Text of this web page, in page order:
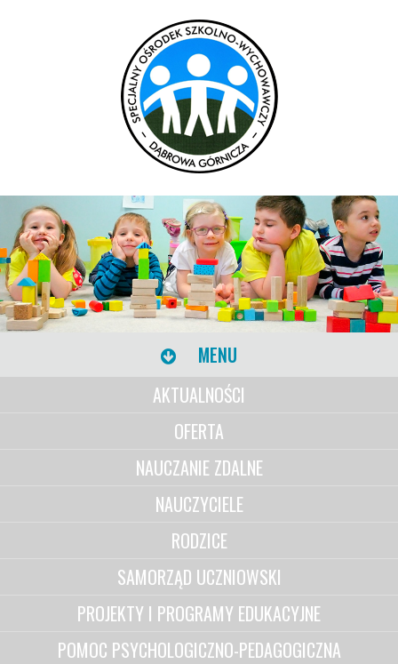
MENU
AKTUALNOŚCI
OFERTA
NAUCZANIE ZDALNE
NAUCZYCIELE
RODZICE
SAMORZĄD UCZNIOWSKI
PROJEKTY I PROGRAMY EDUKACYJNE
POMOC PSYCHOLOGICZNO-PEDAGOGICZNA